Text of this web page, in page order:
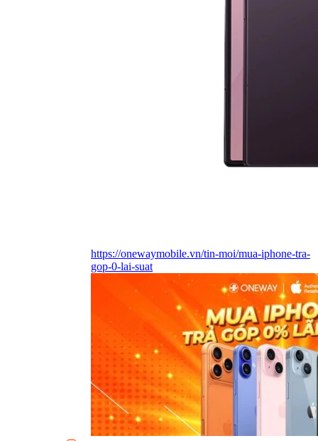
https://onewaymobile.vn/tin-moi/mua-iphone-tra-
gop-0-lai-suat